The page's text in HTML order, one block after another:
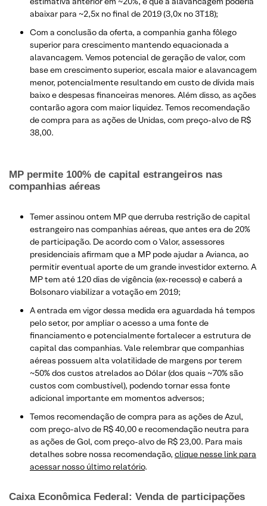
abaixar para ~2,5x no final de 2019 (3,0x no 3T18);
Com a conclusão da oferta, a companhia ganha fôlego
superior para crescimento mantendo equacionada a
alavancagem. Vemos potencial de geração de valor, com
base em crescimento superior, escala maior e alavancagem
menor, potencialmente resultando em custo de dívida mais
baixo e despesas financeiras menores. Além disso, as ações
contarão agora com maior liquidez. Temos recomendação
de compra para as ações de Unidas, com preço-alvo de R$
38,00.
MP permite 100% de capital estrangeiros nas
companhias aéreas
Temer assinou ontem MP que derruba restrição de capital
estrangeiro nas companhias aéreas, que antes era de 20%
de participação. De acordo com o Valor, assessores
presidenciais afirmam que a MP pode ajudar a Avianca, ao
permitir eventual aporte de um grande investidor externo. A
MP tem até 120 dias de vigência (ex-recesso) e caberá a
Bolsonaro viabilizar a votação em 2019;
A entrada em vigor dessa medida era aguardada há tempos
pelo setor, por ampliar o acesso a uma fonte de
financiamento e potencialmente fortalecer a estrutura de
capital das companhias. Vale relembrar que companhias
aéreas possuem alta volatilidade de margens por terem
~50% dos custos atrelados ao Dólar (dos quais ~70% são
custos com combustível), podendo tornar essa fonte
adicional importante em momentos adversos;
Temos recomendação de compra para as ações de Azul,
com preço-alvo de R$ 40,00 e recomendação neutra para
as ações de Gol, com preço-alvo de R$ 23,00. Para mais
detalhes sobre nossa recomendação, clique nesse link para
acessar nosso último relatório.
Caixa Econômica Federal: Venda de participações